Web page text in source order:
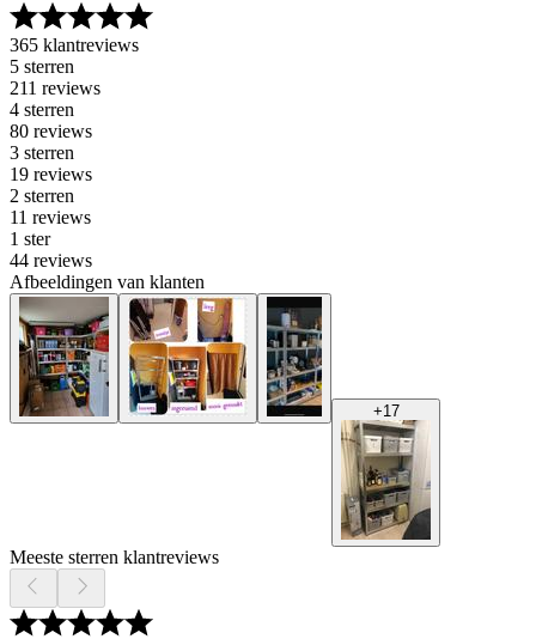
365 klantreviews
5 sterren
211 reviews
4 sterren
80 reviews
3 sterren
19 reviews
2 sterren
11 reviews
1 ster
44 reviews
Afbeeldingen van klanten
+17
Meeste sterren klantreviews